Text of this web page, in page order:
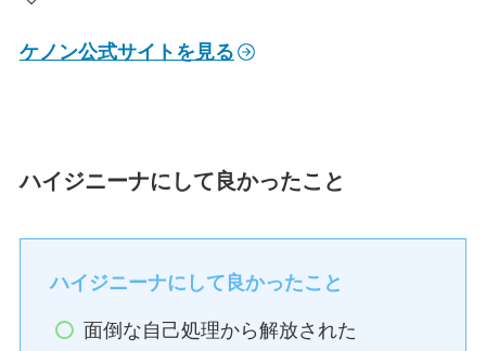
ケノン公式サイトを見る
ハイジニーナにして良かったこと
ハイジニーナにして良かったこと
面倒な自己処理から解放された